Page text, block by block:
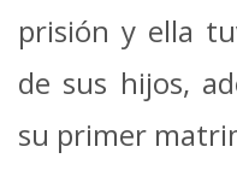
prisión y ella
de sus hijos,
su primer